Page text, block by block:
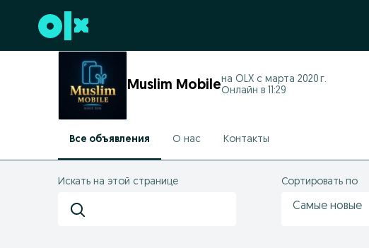
Перейти к нижнему колонтитулу
Muslim Mobileна OLX с марта 2020 г.
Онлайн в 11:29
Все объявления О нас Контакты
Искать на этой странице Сортировать по
Самые новые